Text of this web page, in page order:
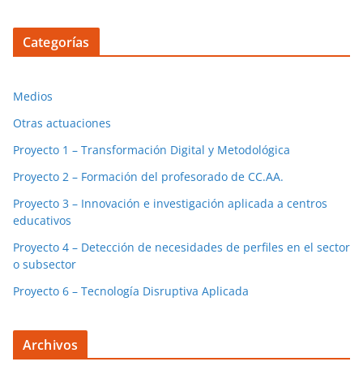
Categorías
Medios
Otras actuaciones
Proyecto 1 – Transformación Digital y Metodológica
Proyecto 2 – Formación del profesorado de CC.AA.
Proyecto 3 – Innovación e investigación aplicada a centros
educativos
Proyecto 4 – Detección de necesidades de perfiles en el sector
o subsector
Proyecto 6 – Tecnología Disruptiva Aplicada
Archivos